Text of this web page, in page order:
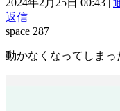
返信
space 287
動かなくなってしま